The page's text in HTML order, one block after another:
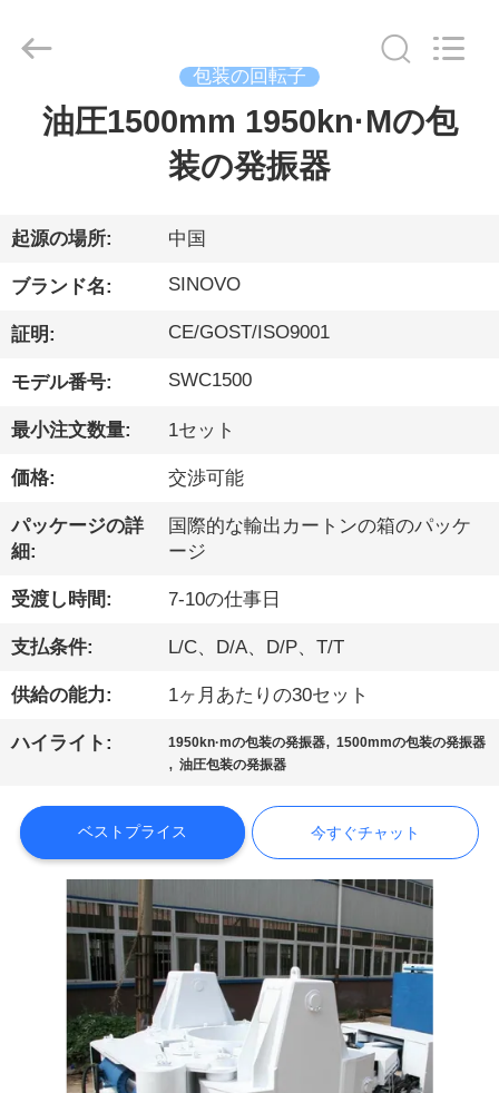
ロ
ダ
ク
ト
VR
シ
ョ
ー
私
達
に
い
2010
International
包装の回転子
油圧1500mm 1950kn·Mの包
装の発振器
起源の場所: 中国
ブランド名: SINOVO
証明: CE/GOST/ISO9001
モデル番号: SWC1500
最小注文数量: 1セット
価格: 交渉可能
パッケージの詳
細:
国際的な輸出カートンの箱のパッケ
ージ
受渡し時間: 7-10の仕事日
支払条件: L/C、D/A、D/P、T/T
供給の能力: 1ヶ月あたりの30セット
ハイライト: 1950kn·mの包装の発振器,1500mmの包装の発振器
,油圧包装の発振器
ベストプライス 今すぐチャット